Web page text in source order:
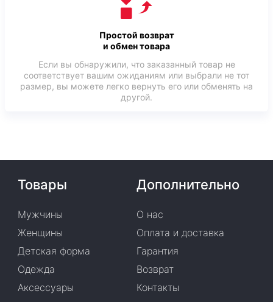
Простой возврат
и обмен товара
Если вы обнаружили, что заказанный товар не
соответствует вашим ожиданиям или выбрали не тот
размер, вы можете легко вернуть его или обменять на
другой.
Товары
Мужчины
Женщины
Детская форма
Одежда
Аксессуары
Дополнительно
О нас
Оплата и доставка
Гарантия
Возврат
Контакты